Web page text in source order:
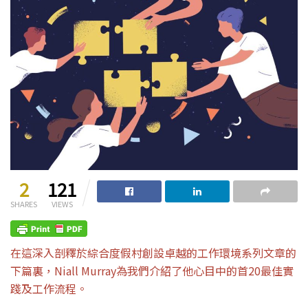
2
SHARES
121
VIEWS
在這深入剖釋於綜合度假村創設卓越的工作環境系列文章的
下篇裏，Niall Murray為我們介紹了他心目中的首20最佳實
踐及工作流程。